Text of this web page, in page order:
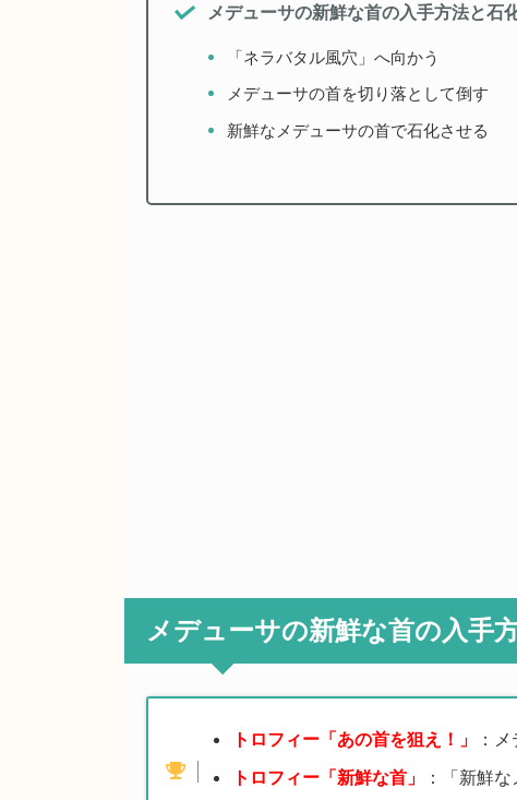
メデューサの新鮮な首の入手方法と石
「ネラバタル風穴」へ向かう
メデューサの首を切り落として倒す
新鮮なメデューサの首で石化させる
メデューサの新鮮な首の入手
トロフィー「あの首を狙え！」
：
トロフィー「新鮮な首」
：「新鮮